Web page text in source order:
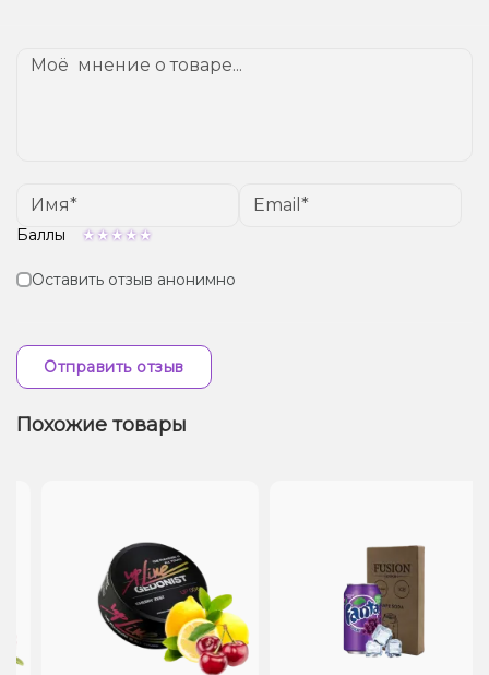
Баллы
Оставить отзыв анонимно
Отправить отзыв
Похожие товары